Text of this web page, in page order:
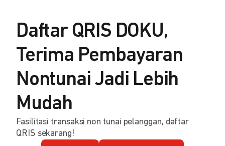
Daftar QRIS DOKU,
Terima Pembayaran
Nontunai Jadi Lebih
Mudah
Fasilitasi transaksi non tunai pelanggan, daftar
QRIS sekarang!